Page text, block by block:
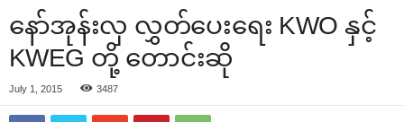
‌နော်အုန်းလှ လွှတ်‌ပေး‌ရေး KWO နှင့်
KWEG တို့ ‌တောင်းဆို
July 1, 2015 3487